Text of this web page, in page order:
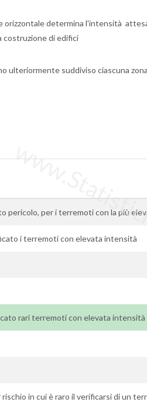
orizzontale determina l'intensità
costruzione di edifici
ulteriormente suddiviso ciascuna
pericolo, per i terremoti con la più
i terremoti con elevata intensità
rari terremoti con elevata intensità
rischio in cui è raro il verificarsi di un